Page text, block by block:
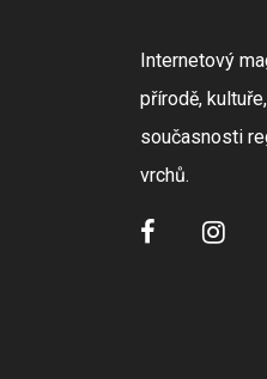
Internetový
přírodě,
současnosti
vrchů.